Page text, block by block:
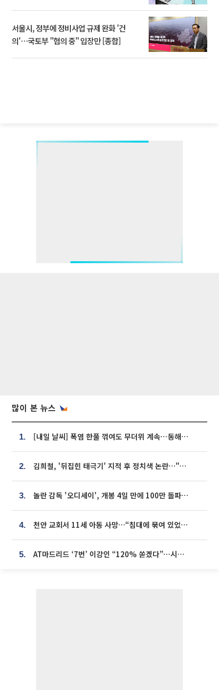
서울시, 정부에 정비사업 규제 완화 '건
의'⋯국토부 "협의 중" 입장만 [종합]
많이 본 뉴스
1. [내일 날씨] 폭염 한풀 꺾여도 무더위 계속⋯동해안 이틀 연속 비
2. 김희철, '뒤집힌 태극기' 지적 후 정치색 논란…"좌우 떠나 우리나라 국기"
3. 놀란 감독 '오디세이', 개봉 4일 만에 100만 돌파⋯'왕사남' 보다 빠르다
4. 천안 교회서 11세 아동 사망…“침대에 묶여 있었다” 진술 확보
5. AT마드리드 ‘7번’ 이강인 “120% 쏟겠다”⋯시메오네 감독 “필요한 선수”